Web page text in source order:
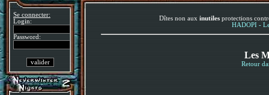
Se connecter:
Login:
Password:
Dîtes non aux inutiles protections
HADOPI -
Les
Retour